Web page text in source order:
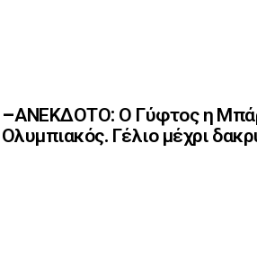
–ΑΝΕΚΔΟΤΟ: Ο Γύφτος η
Ολυμπιακός. Γέλιο μέχρι